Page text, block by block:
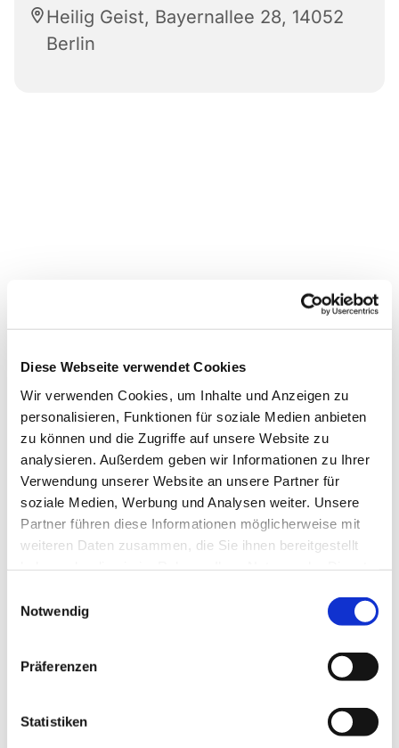
Diese Webseite verwendet Cookies
Wir verwenden Cookies, um Inhalte und Anzeigen zu
personalisieren, Funktionen für soziale Medien anbieten
zu können und die Zugriffe auf unsere Website zu
analysieren. Außerdem geben wir Informationen zu Ihrer
Verwendung unserer Website an unsere Partner für
soziale Medien, Werbung und Analysen weiter. Unsere
Partner führen diese Informationen möglicherweise mit
weiteren Daten zusammen, die Sie ihnen bereitgestellt
Notwendig
Präferenzen
Statistiken
Heilig Geist, Bayernallee 28, 14052
Berlin
Dies könnte Sie auch
interessieren